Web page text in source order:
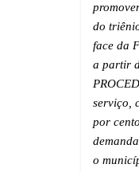
do
face da
a partir
serviço,
por
o